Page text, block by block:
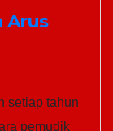
Arus
setiap tahun
pemudik